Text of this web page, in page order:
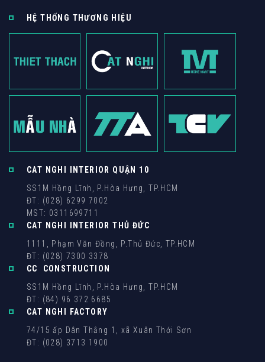
HỆ THỐNG THƯƠNG HIỆU
CAT NGHI INTERIOR QUẬN 10
SS1M Hồng Lĩnh, P.Hòa Hưng, TP.HCM
ĐT: (028) 6299 7002
MST: 0311699711
CAT NGHI INTERIOR THỦ ĐỨC
1111, Phạm Văn Đồng, P.Thủ Đức, TP.HCM
ĐT: (028) 7300 3378
CC CONSTRUCTION
SS1M Hồng Lĩnh, P.Hòa Hưng, TP.HCM
ĐT: (84) 96 372 6685
CAT NGHI FACTORY
74/15 ấp Dân Thắng 1, xã Xuân Thới Sơn
ĐT: (028) 3713 1900